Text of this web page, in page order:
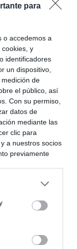
para
o accedemos a
cookies, y
identificadores
un dispositivo,
de
el público, así
Con su permiso,
datos de
mediante las
clic para
a nuestros socios
previamente
que algún
de
se aplicarán
sitio web o